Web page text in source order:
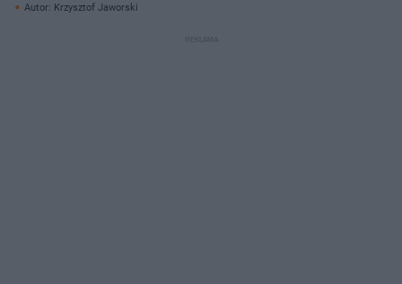
Autor: Krzysztof Jaworski